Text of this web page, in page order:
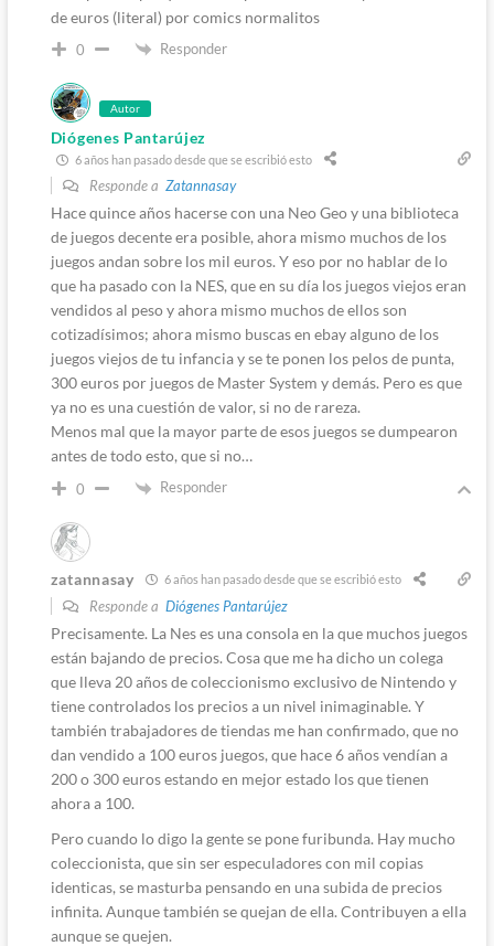
de euros (literal) por comics normalitos
0 Responder
Autor
Diógenes Pantarújez
6 años han pasado desde que se escribió esto
Responde a Zatannasay
Hace quince años hacerse con una Neo Geo y una biblioteca
de juegos decente era posible, ahora mismo muchos de los
juegos andan sobre los mil euros. Y eso por no hablar de lo
que ha pasado con la NES, que en su día los juegos viejos eran
vendidos al peso y ahora mismo muchos de ellos son
cotizadísimos; ahora mismo buscas en ebay alguno de los
juegos viejos de tu infancia y se te ponen los pelos de punta,
300 euros por juegos de Master System y demás. Pero es que
ya no es una cuestión de valor, si no de rareza.
Menos mal que la mayor parte de esos juegos se dumpearon
antes de todo esto, que si no…
0 Responder
zatannasay 6 años han pasado desde que se escribió esto
Responde a Diógenes Pantarújez
Precisamente. La Nes es una consola en la que muchos juegos
están bajando de precios. Cosa que me ha dicho un colega
que lleva 20 años de coleccionismo exclusivo de Nintendo y
tiene controlados los precios a un nivel inimaginable. Y
también trabajadores de tiendas me han confirmado, que no
dan vendido a 100 euros juegos, que hace 6 años vendían a
200 o 300 euros estando en mejor estado los que tienen
ahora a 100.
Pero cuando lo digo la gente se pone furibunda. Hay mucho
coleccionista, que sin ser especuladores con mil copias
identicas, se masturba pensando en una subida de precios
infinita. Aunque también se quejan de ella. Contribuyen a ella
aunque se quejen.